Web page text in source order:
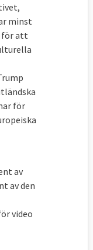
minst
för att
för
av
av den
video